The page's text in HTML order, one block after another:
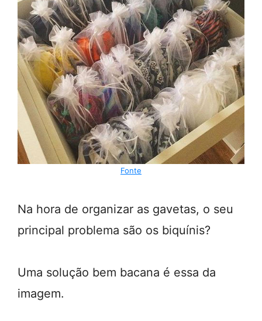
Fonte
Na hora de organizar as gavetas, o seu
principal problema são os biquínis?
Uma solução bem bacana é essa da
imagem.